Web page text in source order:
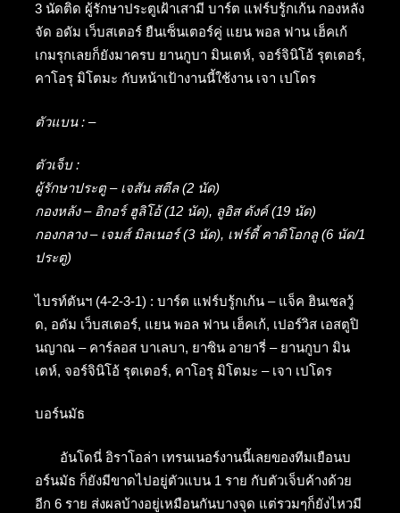
3 นัดติด ผู้รักษาประตูเฝ้าเสามี บาร์ต แฟร์บรู้กเก้น กองหลัง
จัด อดัม เว็บสเตอร์ ยืนเซ็นเตอร์คู่ แยน พอล ฟาน เฮ็คเก้
เกมรุกเลยก็ยังมาครบ ยานกูบา มินเตห์, จอร์จินิโอ้ รุตเตอร์,
คาโอรุ มิโตมะ กับหน้าเป้างานนี้ใช้งาน เจา เปโดร
ตัวแบน : –
ตัวเจ็บ :
ผู้รักษาประตู – เจสัน สตีล (2 นัด)
กองหลัง – อิกอร์ ฮูลิโอ้ (12 นัด), ลูอิส ดังค์ (19 นัด)
กองกลาง – เจมส์ มิลเนอร์ (3 นัด), เฟร์ดี้ คาดิโอกลู (6 นัด/1
ประตู)
ไบรท์ตันฯ (4-2-3-1) : บาร์ต แฟร์บรู้กเก้น – แจ็ค ฮินเชลวู้
ด, อดัม เว็บสเตอร์, แยน พอล ฟาน เฮ็คเก้, เปอร์วิส เอสตูปิ
นญาณ – คาร์ลอส บาเลบา, ยาซิน อายารี่ – ยานกูบา มิน
เตห์, จอร์จินิโอ้ รุตเตอร์, คาโอรุ มิโตมะ – เจา เปโดร
บอร์นมัธ
อันโดนี่ อิราโอล่า เทรนเนอร์งานนี้เลยของทีมเยือนบ
อร์นมัธ ก็ยังมีขาดไปอยู่ตัวแบน 1 ราย กับตัวเจ็บค้างด้วย
อีก 6 ราย ส่งผลบ้างอยู่เหมือนกันบางจุด แต่รวมๆก็ยังไหวมี